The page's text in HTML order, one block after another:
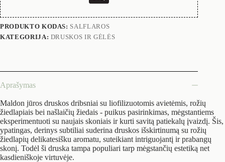
PRODUKTO KODAS: SALFLAROS
KATEGORIJA: DRUSKOS IR GĖLĖS
Aprašymas
Maldon jūros druskos dribsniai su liofilizuotomis avietėmis, rožių
žiedlapiais bei našlaičių žiedais - puikus pasirinkimas, mėgstantiems
eksperimentuoti su naujais skoniais ir kurti savitą patiekalų įvaizdį. Šis,
ypatingas, derinys subtiliai suderina druskos išskirtinumą su rožių
žiedlapių delikatesišku aromatu, suteikiant intriguojantį ir prabangų
skonį. Todėl ši druska tampa populiari tarp mėgstančių estetiką net
kasdieniškoje virtuvėje.